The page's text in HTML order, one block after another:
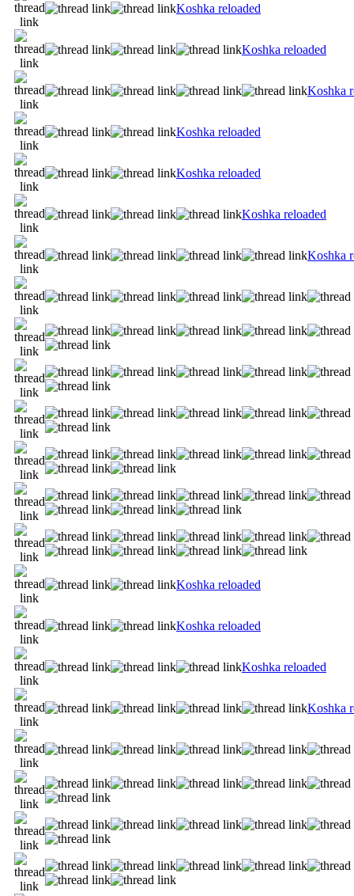
Koshka reloaded
Koshka reloaded
Koshka
Koshka reloaded
Koshka reloaded
Koshka reloaded
Koshka
Koshka reloaded
Koshka reloaded
Koshka reloaded
Koshka